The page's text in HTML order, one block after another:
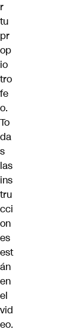
r
tu
pr
op
io
tro
fe
o.
To
da
s
las
ins
tru
cci
on
es
est
án
en
el
vid
eo.